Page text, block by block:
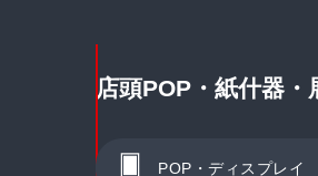
店頭POP・紙什器
POP・ディスプレイ